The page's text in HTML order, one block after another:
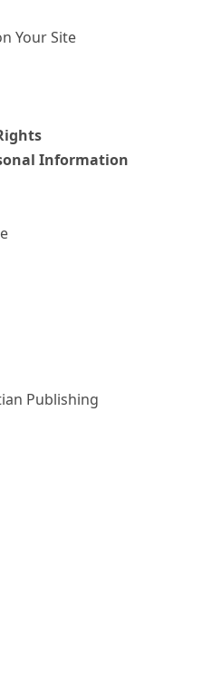
Your Site
Information
Publishing